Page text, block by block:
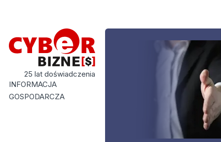
25 lat doświadczenia
INFORMACJA
GOSPODARCZA